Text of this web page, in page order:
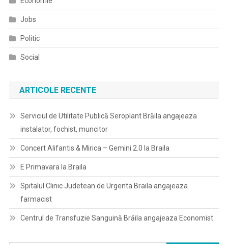
Jobs
Politic
Social
ARTICOLE RECENTE
Serviciul de Utilitate Publică Seroplant Brăila angajeaza
instalator, fochist, muncitor
Concert Alifantis & Mirica – Gemini 2.0 la Braila
E Primavara la Braila
Spitalul Clinic Judetean de Urgenta Braila angajeaza
farmacist
Centrul de Transfuzie Sanguină Brăila angajeaza Economist